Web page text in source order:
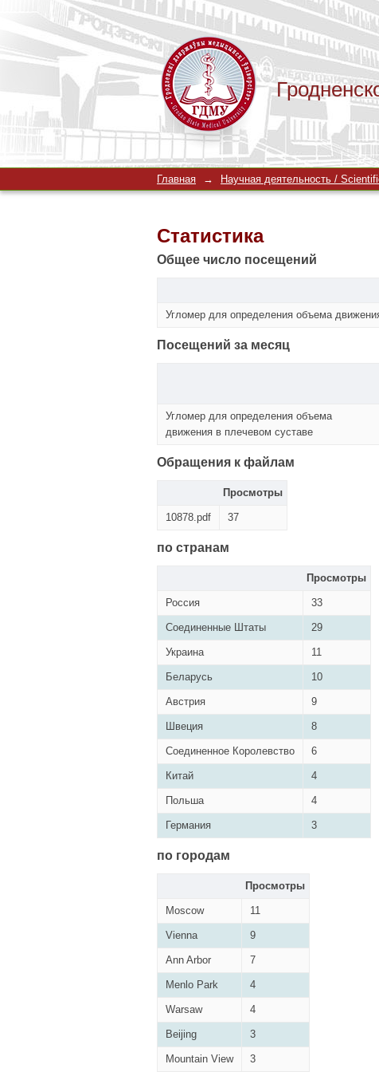
Статистика
Главная → Научная деятельность /
Статистика
Общее число посещений
Угломер для определения объема
Посещений за месяц
Угломер для определения объема
движения в плечевом суставе
Обращения к файлам
Просмотры
10878.pdf 37
по странам
Просмотры
Россия 33
Соединенные Штаты 29
Украина 11
Беларусь 10
Австрия 9
Швеция 8
Соединенное Королевство 6
Китай 4
Польша 4
Германия 3
по городам
Просмотры
Moscow 11
Vienna 9
Ann Arbor 7
Menlo Park 4
Warsaw 4
Beijing 3
Mountain View 3